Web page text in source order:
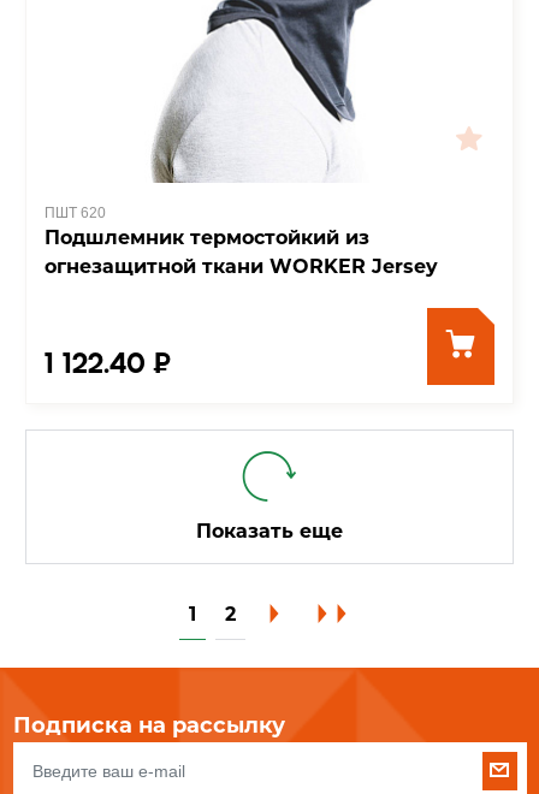
ПШТ 620
Подшлемник термостойкий из
огнезащитной ткани WORKER Jersey
1 122.40 ₽
Показать еще
1 2
Подписка на рассылку